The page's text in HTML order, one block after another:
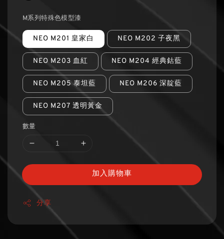
M系列特殊色模型漆
NEO M201 皇家白 NEO M202 子夜黑
NEO M203 血紅 NEO M204 經典鈷藍
NEO M205 泰坦藍 NEO M206 深靛藍
NEO M207 透明黃金
數量
加入購物車
分享